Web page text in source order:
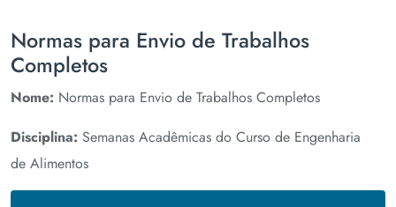
Normas para Envio de Trabalhos
Completos
Nome: Normas para Envio de Trabalhos Completos
Disciplina: Semanas Acadêmicas do Curso de Engenharia
de Alimentos